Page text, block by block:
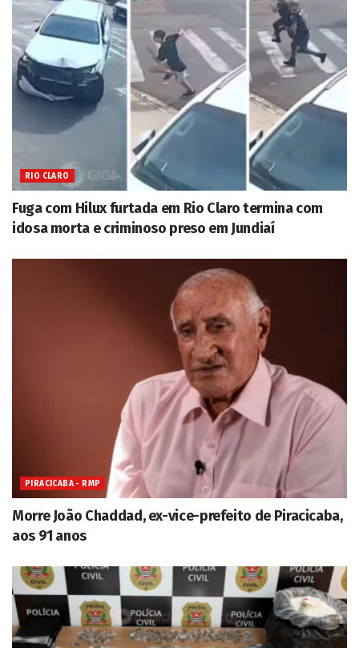
RIO CLARO
Fuga com Hilux furtada em Rio Claro termina com
idosa morta e criminoso preso em Jundiaí
PIRACICABA - RMP
Morre João Chaddad, ex-vice-prefeito de Piracicaba,
aos 91 anos